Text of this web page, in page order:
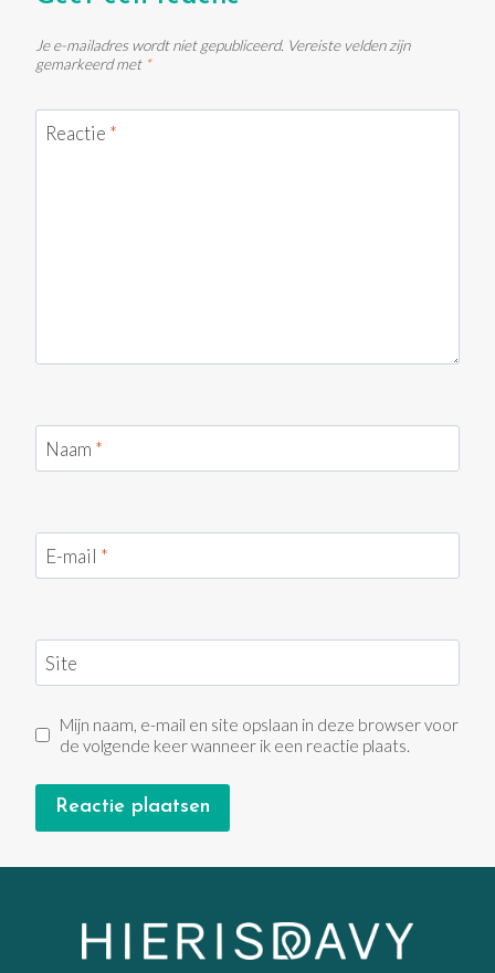
Je e-mailadres wordt niet gepubliceerd. Vereiste velden zijn
gemarkeerd met *
Reactie *
Naam *
E-mail *
Site
Mijn naam, e-mail en site opslaan in deze browser voor
de volgende keer wanneer ik een reactie plaats.